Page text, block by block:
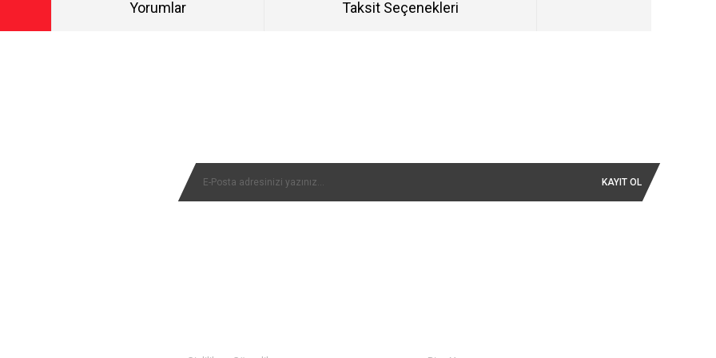
Yorumlar Taksit Seçenekleri
Yorum Yaz KAYIT OL